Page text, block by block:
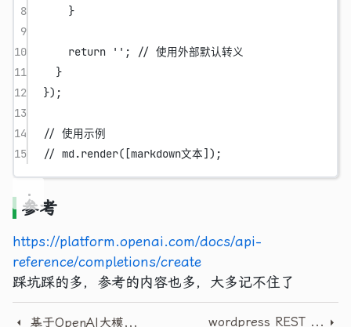
8
}
9
10
return '' ;
// 使用外部默认转义
11
}
12
});
13
14
// 使用示例
15
// md.render([markdown文本]);
参考
https://platform.openai.com/docs/api-
reference/completions/create
踩坑踩的多，参考的内容也多，大多记不住了
基于OpenAI大模型 训练自己的大模型 fine_tunes wordpress REST API 如何按post_type进行筛选过滤